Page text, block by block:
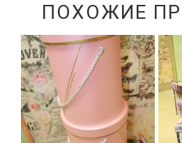
ПОХОЖИЕ